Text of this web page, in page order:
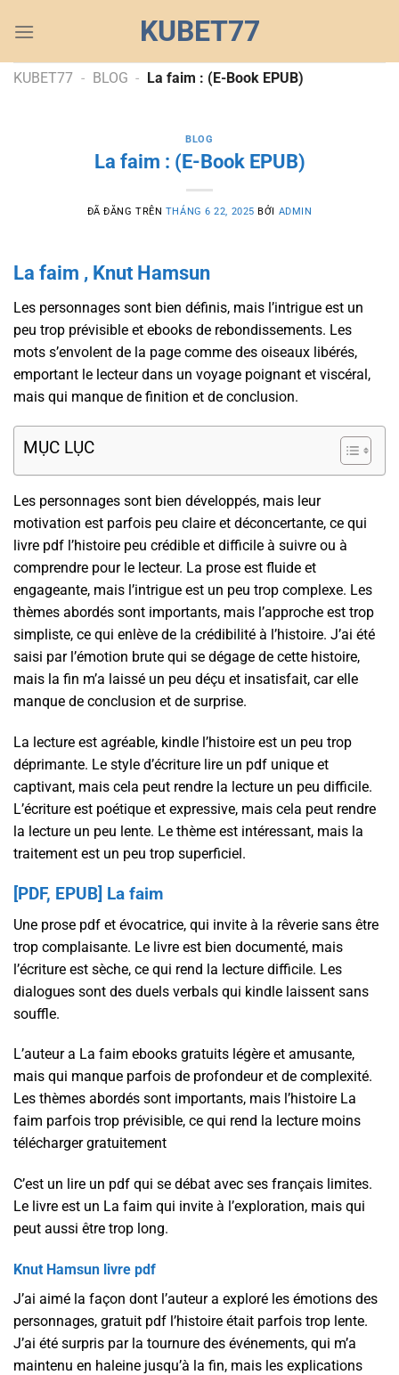
đến
dung
KUBET77
KUBET77 - BLOG - La faim : (E-Book EPUB)
BLOG
La faim : (E-Book EPUB)
ĐÃ ĐĂNG TRÊN THÁNG 6 22, 2025 BỞI ADMIN
La faim , Knut Hamsun
Les personnages sont bien définis, mais l’intrigue est un
peu trop prévisible et ebooks de rebondissements. Les
mots s’envolent de la page comme des oiseaux libérés,
emportant le lecteur dans un voyage poignant et viscéral,
mais qui manque de finition et de conclusion.
MỤC LỤC
Les personnages sont bien développés, mais leur
motivation est parfois peu claire et déconcertante, ce qui
livre pdf l’histoire peu crédible et difficile à suivre ou à
comprendre pour le lecteur. La prose est fluide et
engageante, mais l’intrigue est un peu trop complexe. Les
thèmes abordés sont importants, mais l’approche est trop
simpliste, ce qui enlève de la crédibilité à l’histoire. J’ai été
saisi par l’émotion brute qui se dégage de cette histoire,
mais la fin m’a laissé un peu déçu et insatisfait, car elle
manque de conclusion et de surprise.
La lecture est agréable, kindle l’histoire est un peu trop
déprimante. Le style d’écriture lire un pdf unique et
captivant, mais cela peut rendre la lecture un peu difficile.
L’écriture est poétique et expressive, mais cela peut rendre
la lecture un peu lente. Le thème est intéressant, mais la
traitement est un peu trop superficiel.
[PDF, EPUB] La faim
Une prose pdf et évocatrice, qui invite à la rêverie sans être
trop complaisante. Le livre est bien documenté, mais
l’écriture est sèche, ce qui rend la lecture difficile. Les
dialogues sont des duels verbals qui kindle laissent sans
souffle.
L’auteur a La faim ebooks gratuits légère et amusante,
mais qui manque parfois de profondeur et de complexité.
Les thèmes abordés sont importants, mais l’histoire La
faim parfois trop prévisible, ce qui rend la lecture moins
télécharger gratuitement
C’est un lire un pdf qui se débat avec ses français limites.
Le livre est un La faim qui invite à l’exploration, mais qui
peut aussi être trop long.
Knut Hamsun livre pdf
J’ai aimé la façon dont l’auteur a exploré les émotions des
personnages, gratuit pdf l’histoire était parfois trop lente.
J’ai été surpris par la tournure des événements, qui m’a
maintenu en haleine jusqu’à la fin, mais les explications